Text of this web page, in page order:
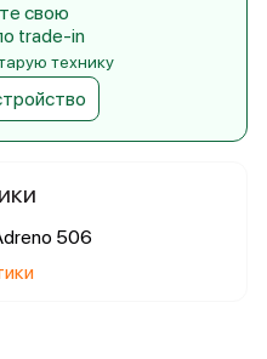
506
свою
trade-in
технику